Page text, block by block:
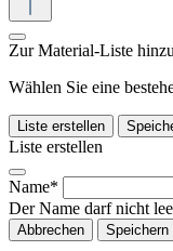
Zur Material-Liste
Wählen Sie eine
Liste erstellen
Liste erstellen
Name*
Der Name darf nicht
Abbrechen Speichern